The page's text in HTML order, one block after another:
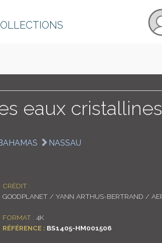
eaux cristallines
NASSAU
CRÉDIT :
GOODPLANET / YANN ARTHUS-BERTRAND /
FORMAT : 4K
RÉFÉRENCE : BS1405-HM001506